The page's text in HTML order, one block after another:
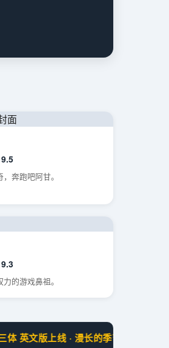
9.5
奔跑吧阿甘。
9.3
的游戏鼻祖。
英文版上线 · 漫长的季节 豆瓣9.4 ·